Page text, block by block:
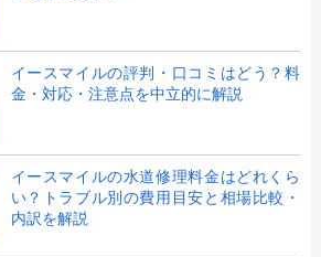
イースマイルの評判・口コミはどう？料
金・対応・注意点を中立的に解説
イースマイルの水道修理料金はどれくら
い？トラブル別の費用目安と相場比較・
内訳を解説